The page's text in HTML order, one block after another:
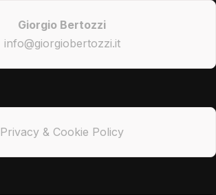
Giorgio Bertozzi
info@giorgiobertozzi.it
Privacy & Cookie Policy